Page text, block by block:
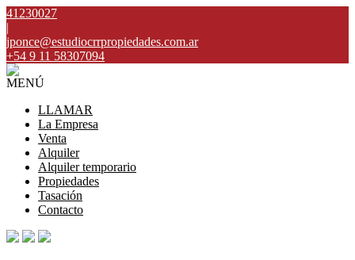
41230027
|
jponce@estudiocrrpropiedades.com.ar
+54 9 11 58307094
MENÚ
LLAMAR
La Empresa
Venta
Alquiler
Alquiler temporario
Propiedades
Tasación
Contacto